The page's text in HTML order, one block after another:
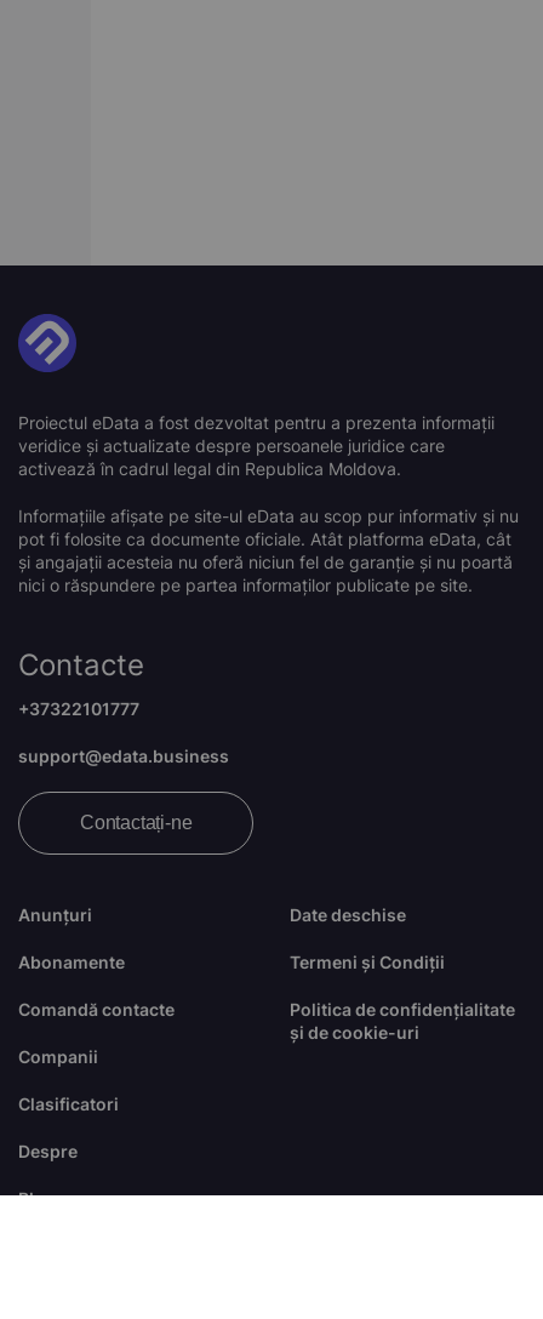
Proiectul eData a fost dezvoltat pentru a prezenta informații
veridice și actualizate despre persoanele juridice care
activează în cadrul legal din Republica Moldova.
Informațiile afișate pe site-ul eData au scop pur informativ și nu
pot fi folosite ca documente oficiale. Atât platforma eData, cât
și angajații acesteia nu oferă niciun fel de garanție și nu poartă
nici o răspundere pe partea informaților publicate pe site.
Anunțuri
Abonamente
Comandă contacte
Companii
Clasificatori
Despre
Blog
Date deschise
Termeni și Condiții
Politica de confidențialitate
și de cookie-uri
Contacte
+37322101777
support@edata.business
Contactați-ne